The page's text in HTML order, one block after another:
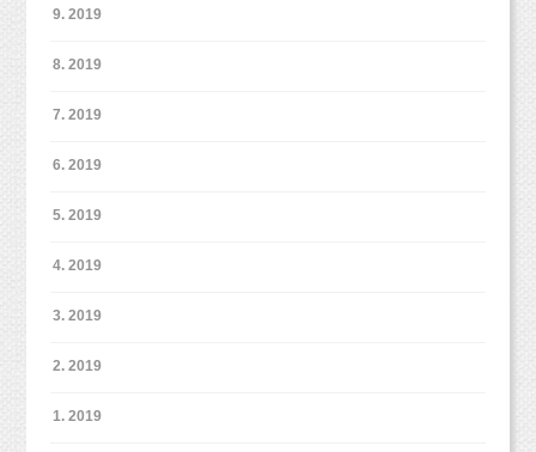
9. 2019
8. 2019
7. 2019
6. 2019
5. 2019
4. 2019
3. 2019
2. 2019
1. 2019